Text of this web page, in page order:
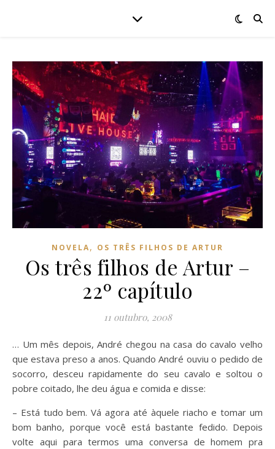
NOVELA, OS TRÊS FILHOS DE ARTUR
Os três filhos de Artur –
22º capítulo
11 outubro, 2008
… Um mês depois, André chegou na casa do cavalo velho
que estava preso a anos. Quando André ouviu o pedido de
socorro, desceu rapidamente do seu cavalo e soltou o
pobre coitado, lhe deu água e comida e disse:
– Está tudo bem. Vá agora até àquele riacho e tomar um
bom banho, porque você está bastante fedido. Depois
volte aqui para termos uma conversa de homem pra